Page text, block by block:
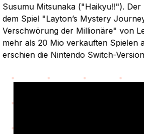
Susumu Mitsunaka ("Haikyu!!").
dem Spiel "Layton’s Mystery
Verschwörung der Millionäre" von
mehr als 20 Mio verkauften Spielen
erschien die Nintendo Switch-